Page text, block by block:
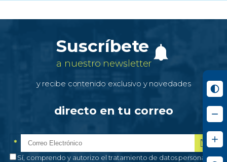
Suscríbete
a nuestro newsletter
y recibe contenido exclusivo y novedades
directo en tu correo
Correo electrónico*
*
Campo obligatorio
Autorización de tratamiento de datos personales
Sí, comprendo y autorizo el tratamiento de datos personales